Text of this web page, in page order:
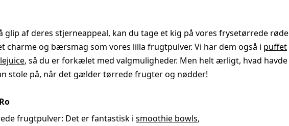
af deres stjerneappeal, kan du tage et kig på vores frysetørrede røde
charme og bærsmag som vores lilla frugtpulver. Vi har dem også i puffet
, så du er forkælet med valgmuligheder. Men helt ærligt, hvad havde
stole på, når det gældertørrede frugterog nødder!
frugtpulver: Det er fantastisk i smoothie bowls,